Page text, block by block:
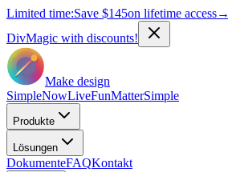
Limited time:Save $145on lifetime access→
DivMagic with discounts!
Make design
SimpleNowLiveFunMatterSimple
Produkte
Lösungen
DokumenteFAQKontakt